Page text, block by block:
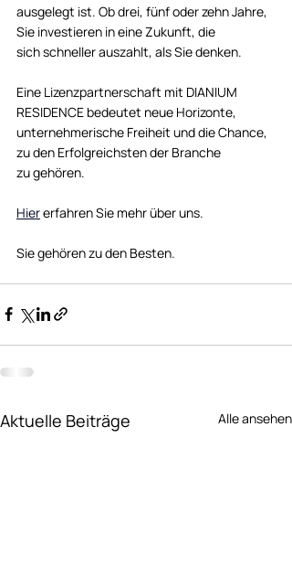
ausgelegt ist. Ob drei, fünf oder zehn Jahre,
Sie investieren in eine Zukunft, die
sich schneller auszahlt, als Sie denken.
Eine Lizenzpartnerschaft mit DIANIUM
RESIDENCE bedeutet neue Horizonte,
unternehmerische Freiheit und die Chance,
zu den Erfolgreichsten der Branche
zu gehören.
Hiererfahren Sie mehr über uns.
Sie gehören zu den Besten.
Aktuelle Beiträge Alle ansehen